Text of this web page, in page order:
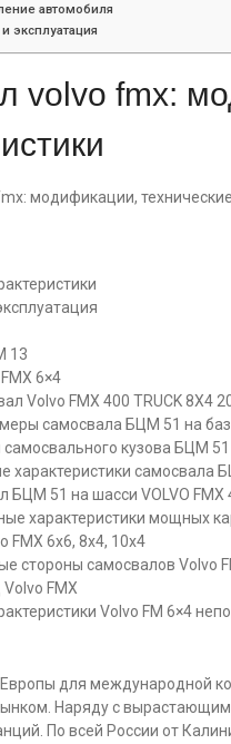
автомобиля
эксплуатация
volvo fmx:
13
6×4
Volvo FMX 400 TRUCK 8X4
самосвала БЦМ 51 на
самосвального кузова БЦМ 51
характеристики самосвала
БЦМ 51 на шасси VOLVO FMX
характеристики мощных
FMX 6х6, 8х4, 10х4
стороны самосвалов Volvo
FMX
Volvo FM 6×4
для международной
Наряду с
По всей России от